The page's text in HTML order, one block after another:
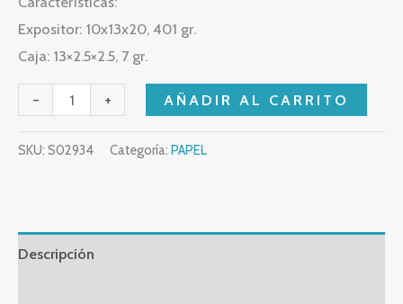
Expositor: 10x13x20, 401 gr.
Caja: 13×2.5×2.5, 7 gr.
- + AÑADIR AL CARRITO
SKU: S02934 Categoría: PAPEL
Descripción